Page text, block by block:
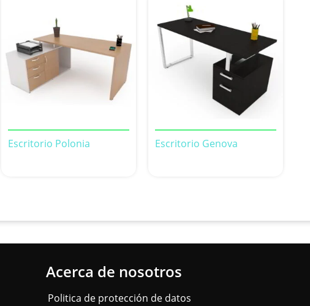
Escritorio Polonia Escritorio Genova
Acerca de nosotros
Politica de protección de datos